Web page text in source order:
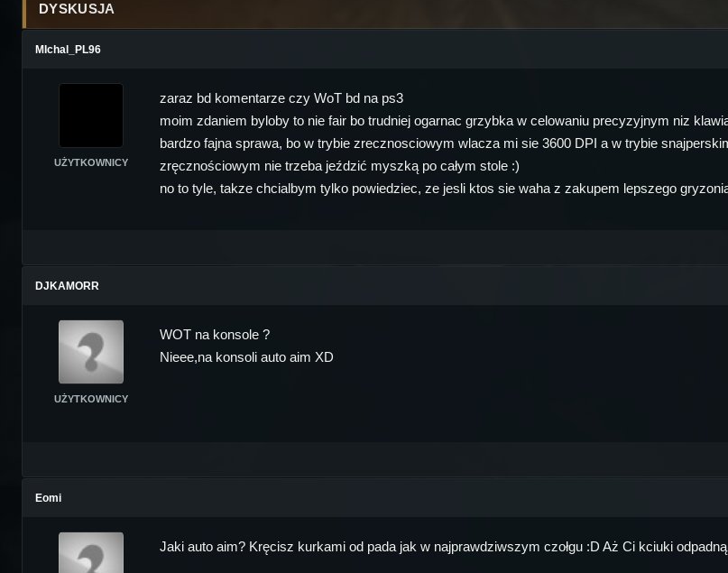
DYSKUSJA
MIchal_PL96
UŻYTKOWNICY
zaraz bd komentarze czy WoT bd na ps3
moim zdaniem byloby to nie fair bo trudniej ogarnac grzybka w celowaniu precyzyjnym niz
bardzo fajna sprawa, bo w trybie zrecznosciowym wlacza mi sie 3600 DPI a w trybie
zręcznościowym nie trzeba jeździć myszką po całym stole :)
no to tyle, takze chcialbym tylko powiedziec, ze jesli ktos sie waha z zakupem lepszego
DJKAMORR
UŻYTKOWNICY
WOT na konsole ?
Nieee,na konsoli auto aim XD
Eomi
Jaki auto aim? Kręcisz kurkami od pada jak w najprawdziwszym czołgu :D Aż Ci kciuki